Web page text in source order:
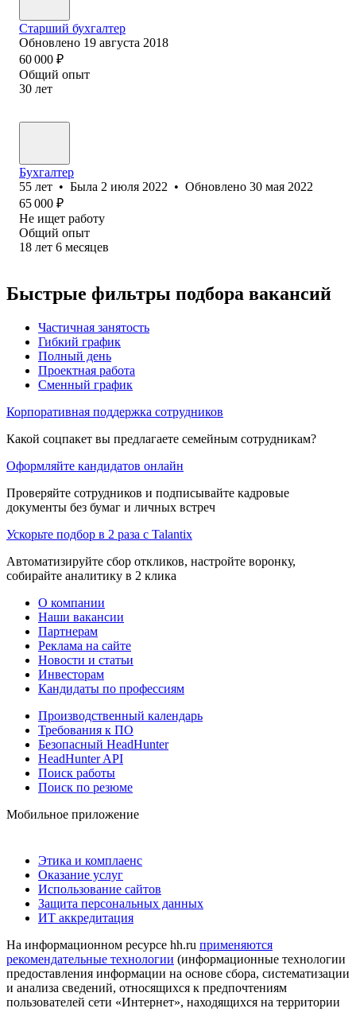
Старший бухгалтер
Обновлено 19 августа 2018
60 000 ₽
Общий опыт
30 лет
Бухгалтер
55 лет • Была 2 июля 2022 • Обновлено 30 мая 2022
65 000 ₽
Не ищет работу
Общий опыт
18 лет 6 месяцев
Быстрые фильтры подбора вакансий
Частичная занятость
Гибкий график
Полный день
Проектная работа
Сменный график
Корпоративная поддержка сотрудников
Какой соцпакет вы предлагаете семейным сотрудникам?
Оформляйте кандидатов онлайн
Проверяйте сотрудников и подписывайте кадровые
документы без бумаг и личных встреч
Ускорьте подбор в 2 раза с Talantix
Автоматизируйте сбор откликов, настройте воронку,
собирайте аналитику в 2 клика
О компании
Наши вакансии
Партнерам
Реклама на сайте
Новости и статьи
Инвесторам
Кандидаты по профессиям
Производственный календарь
Требования к ПО
Безопасный HeadHunter
HeadHunter API
Поиск работы
Поиск по резюме
Мобильное приложение
Этика и комплаенс
Оказание услуг
Использование сайтов
Защита персональных данных
ИТ аккредитация
На информационном ресурсе hh.ru применяются
рекомендательные технологии (информационные технологии
предоставления информации на основе сбора, систематизации
и анализа сведений, относящихся к предпочтениям
пользователей сети «Интернет», находящихся на территории